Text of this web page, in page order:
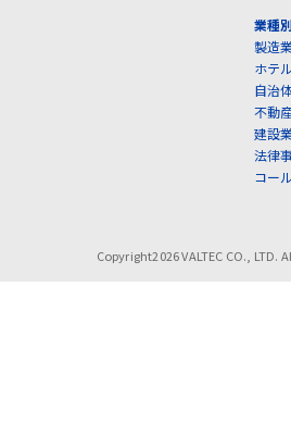
業種
製造
ホテ
自治
不動
建設
法律
コー
Copyright2026 VALTEC CO., LTD.